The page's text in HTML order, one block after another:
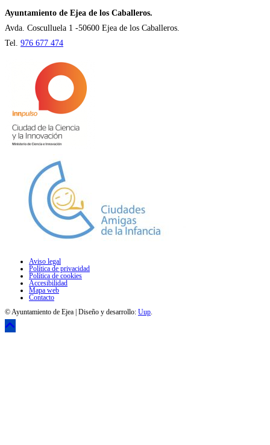
nueva
pestaña
Ayuntamiento de Ejea de los Caballeros.
Avda. Cosculluela 1 -50600 Ejea de los Caballeros.
Tel. 976 677 474
Aviso legal
Política de privacidad
Política de cookies
Accesibilidad
Mapa web
Contacto
© Ayuntamiento de Ejea | Diseño y desarrollo: Uup.